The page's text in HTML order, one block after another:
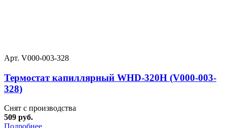
Арт. V000-003-328
Термостат капиллярный WHD-320H (V000-003-
328)
Снят с производства
509 руб.